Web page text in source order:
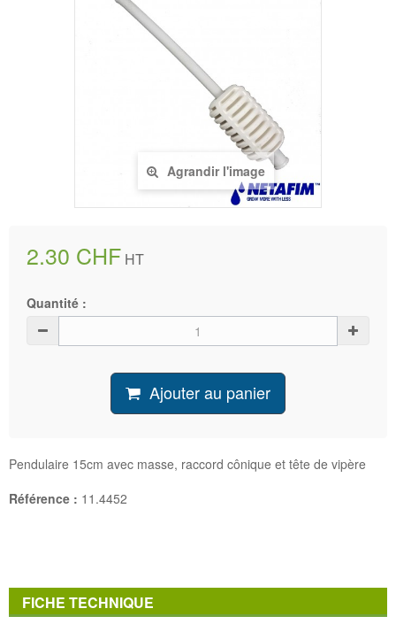
Agrandir l'image
2.30 CHF HT
Quantité :
Ajouter au panier
Pendulaire 15cm avec masse, raccord cônique et tête de vipère
Référence : 11.4452
FICHE TECHNIQUE